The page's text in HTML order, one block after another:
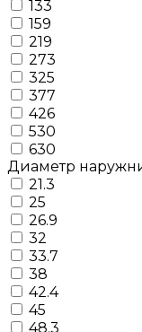
133
159
219
273
325
377
426
530
630
Диаметр
21.3
25
26.9
32
33.7
38
42.4
45
48.3